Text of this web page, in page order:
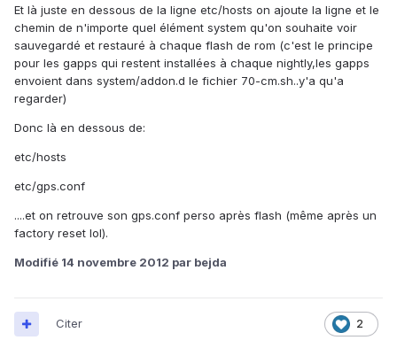
Et là juste en dessous de la ligne etc/hosts on ajoute la ligne et le
chemin de n'importe quel élément system qu'on souhaite voir
sauvegardé et restauré à chaque flash de rom (c'est le principe
pour les gapps qui restent installées à chaque nightly,les gapps
envoient dans system/addon.d le fichier 70-cm.sh..y'a qu'a
regarder)
Donc là en dessous de:
etc/hosts
etc/gps.conf
....et on retrouve son gps.conf perso après flash (même après un
factory reset lol).
Modifié 14 novembre 2012 par bejda
2
Citer